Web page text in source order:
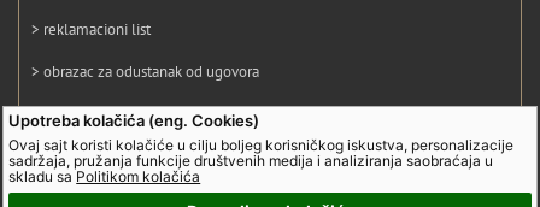
Upotreba kolačića (eng. Cookies)
Ovaj sajt koristi kolačiće u cilju boljeg korisničkog iskustva, personalizacije
sadržaja, pružanja funkcije društvenih medija i analiziranja saobraćaja u
skladu sa Politikom kolačića
> reklamacioni list
> obrazac za odustanak od ugovora
> politika privatnosti
> politika kolačića